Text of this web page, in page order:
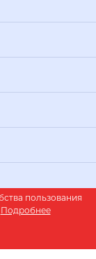
пользования
Подробнее